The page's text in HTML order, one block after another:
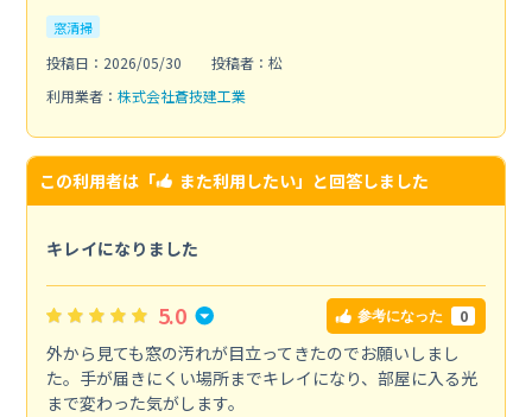
窓清掃
投稿日：2026/05/30
投稿者：松
利用業者： 株式会社蒼技建工業
この利用者は「 また利用したい」と回答しました
キレイになりました
5.0 参考になった 0
外から見ても窓の汚れが目立ってきたのでお願いしまし
た。手が届きにくい場所までキレイになり、部屋に入る光
まで変わった気がします。